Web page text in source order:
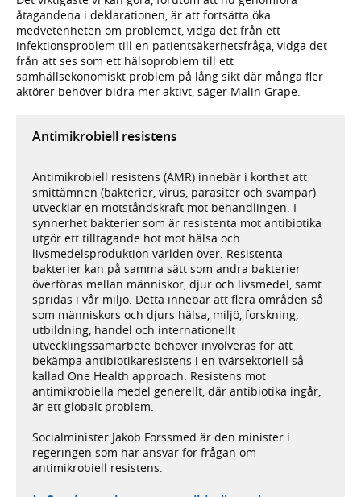
åtagandena i deklarationen, är att fortsätta öka
medvetenheten om problemet, vidga det från ett
infektionsproblem till en patientsäkerhetsfråga, vidga det
från att ses som ett hälsoproblem till ett
samhällsekonomiskt problem på lång sikt där många fler
aktörer behöver bidra mer aktivt, säger Malin Grape.
Antimikrobiell resistens
Antimikrobiell resistens (AMR) innebär i korthet att
smittämnen (bakterier, virus, parasiter och svampar)
utvecklar en motståndskraft mot behandlingen. I
synnerhet bakterier som är resistenta mot antibiotika
utgör ett tilltagande hot mot hälsa och
livsmedelsproduktion världen över. Resistenta
bakterier kan på samma sätt som andra bakterier
överföras mellan människor, djur och livsmedel, samt
spridas i vår miljö. Detta innebär att flera områden så
som människors och djurs hälsa, miljö, forskning,
utbildning, handel och internationellt
utvecklingssamarbete behöver involveras för att
bekämpa antibiotikaresistens i en tvärsektoriell så
kallad One Health approach. Resistens mot
antimikrobiella medel generellt, där antibiotika ingår,
är ett globalt problem.
Socialminister Jakob Forssmed är den minister i
regeringen som har ansvar för frågan om
antimikrobiell resistens.